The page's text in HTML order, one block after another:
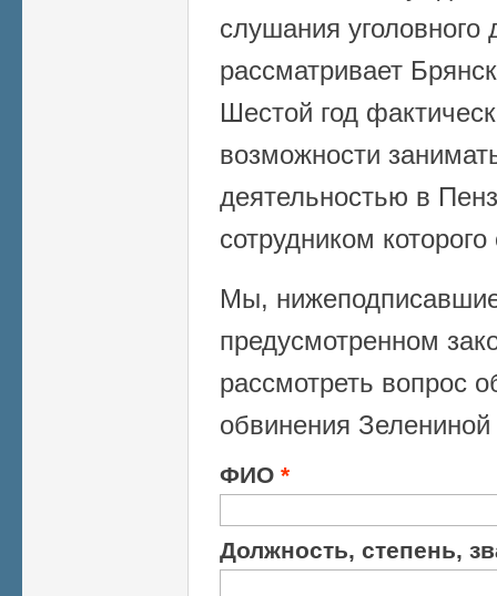
слушания уголовного
рассматривает
Шестой год
возможности
деятельностью в
сотрудником
Мы,
предусмотренном
рассмотреть вопрос
обвинения
ФИО *
Должность, степень,